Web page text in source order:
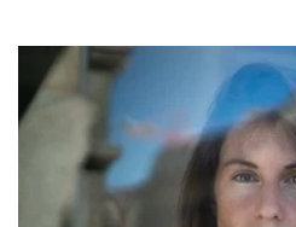
« L’œil nu », Maud Blandel
Critique sortie Avignon / 2023